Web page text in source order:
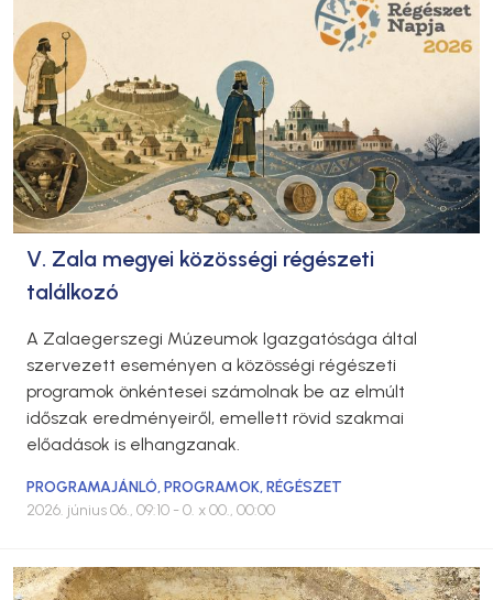
V. Zala megyei közösségi régészeti
találkozó
A Zalaegerszegi Múzeumok Igazgatósága által
szervezett eseményen a közösségi régészeti
programok önkéntesei számolnak be az elmúlt
időszak eredményeiről, emellett rövid szakmai
előadások is elhangzanak.
PROGRAMAJÁNLÓ,PROGRAMOK,RÉGÉSZET
2026. június 06., 09:10 - 0. x 00., 00:00